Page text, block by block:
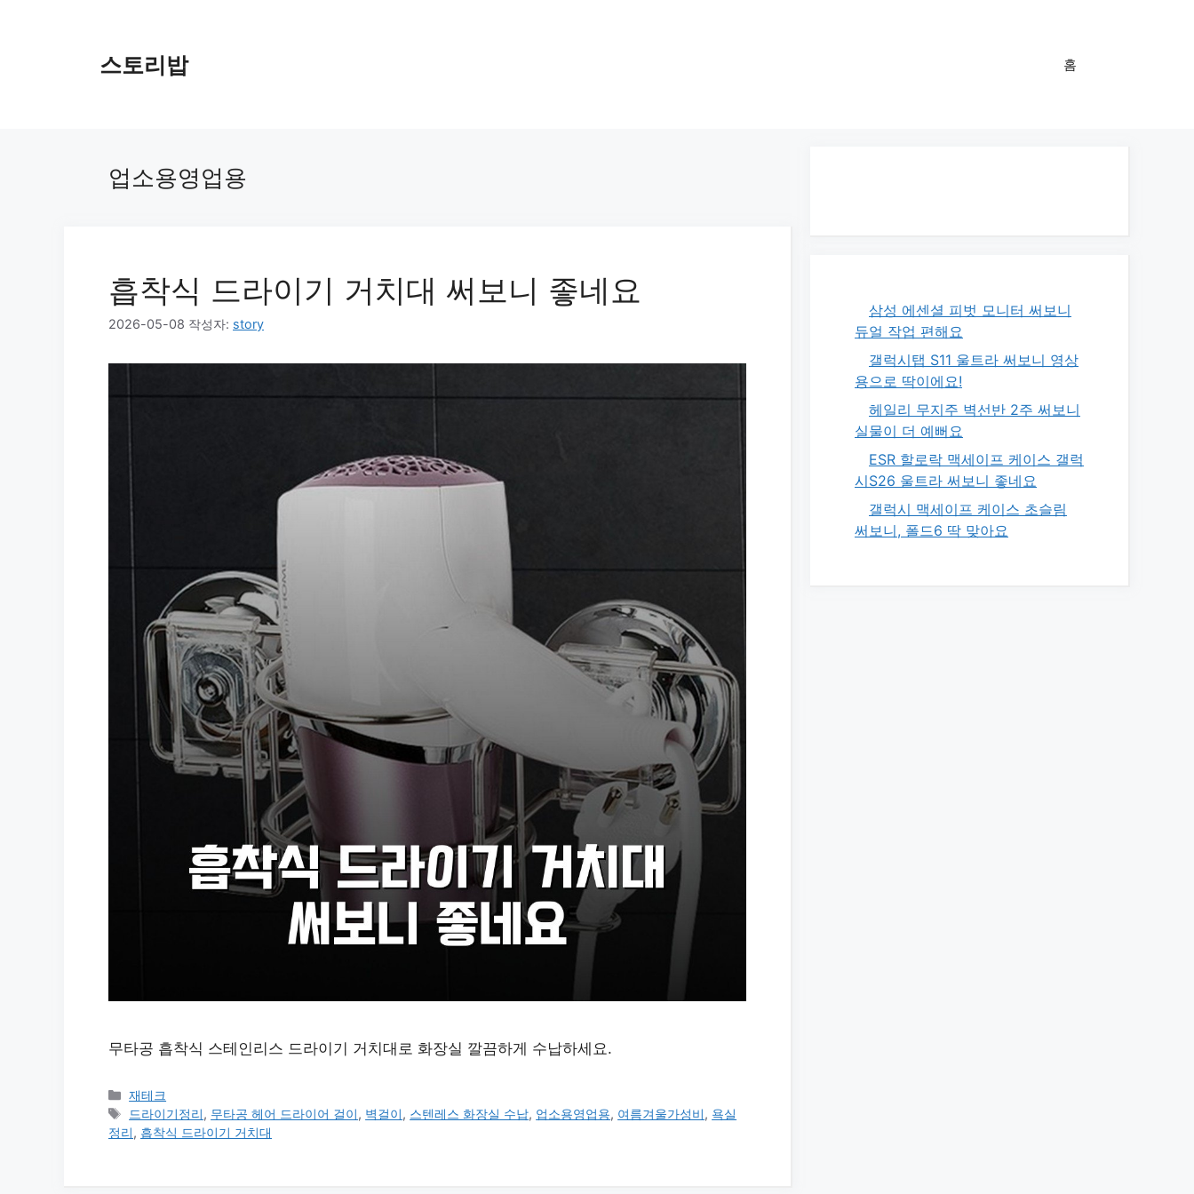
스토리밥 홈
업소용영업용
흡착식 드라이기 거치대 써보니 좋네요
2026-05-08 작성자: story
무타공 흡착식 스테인리스 드라이기 거치대로 화장실 깔끔하게 수납하세요.
카
테
고
재테크
태
그
드라이기정리, 무타공 헤어 드라이어 걸이, 벽걸이, 스텐레스 화장실 수납, 업소용영업용, 여름겨울가성비, 욕실
정리, 흡착식 드라이기 거치대
삼성 에센셜 피벗 모니터 써보니
듀얼 작업 편해요
갤럭시탭 S11 울트라 써보니 영상
용으로 딱이에요!
헤일리 무지주 벽선반 2주 써보니
실물이 더 예뻐요
ESR 할로락 맥세이프 케이스 갤럭
시S26 울트라 써보니 좋네요
갤럭시 맥세이프 케이스 초슬림
써보니, 폴드6 딱 맞아요